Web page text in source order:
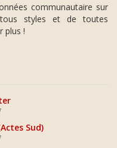
communautaire sur
styles et de toutes
plus !
Sud)